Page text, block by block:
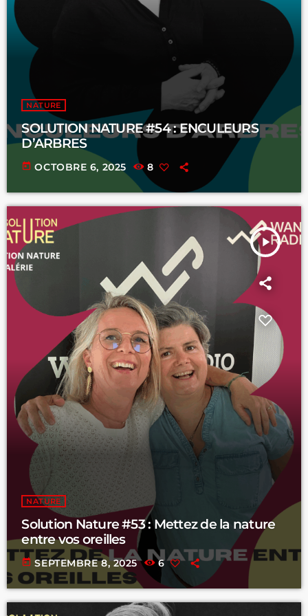
NATURE
SOLUTION NATURE #54 : ENCULEURS
D’ARBRES
today OCTOBRE 6, 2025 8
play_arrow
NATURE
Solution Nature #53 : Mettez de la nature
entre vos oreilles
today SEPTEMBRE 8, 2025 6